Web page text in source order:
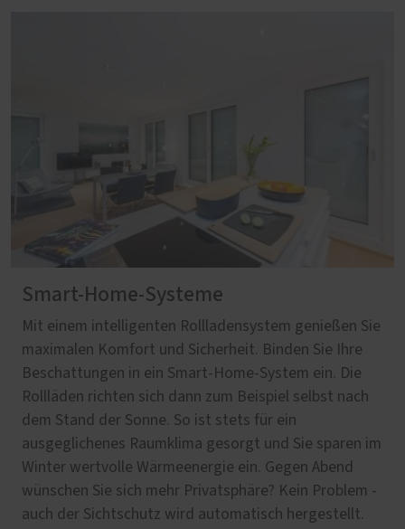
Smart-Home-Systeme
Mit einem intelligenten Rollladensystem genießen Sie
maximalen Komfort und Sicherheit. Binden Sie Ihre
Beschattungen in ein Smart-Home-System ein. Die
Rollläden richten sich dann zum Beispiel selbst nach
dem Stand der Sonne. So ist stets für ein
ausgeglichenes Raumklima gesorgt und Sie sparen im
Winter wertvolle Wärmeenergie ein. Gegen Abend
wünschen Sie sich mehr Privatsphäre? Kein Problem -
auch der Sichtschutz wird automatisch hergestellt.